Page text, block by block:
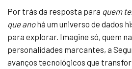
Por trás da resposta para quem
que anohá um universo de dados
para explorar. Imagine só, quem
personalidades marcantes, a
avanços tecnológicos que